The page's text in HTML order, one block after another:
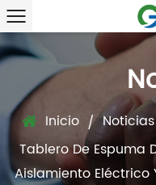
Inicio /Noticias
Tablero De Espuma
Aislamiento Eléctrico